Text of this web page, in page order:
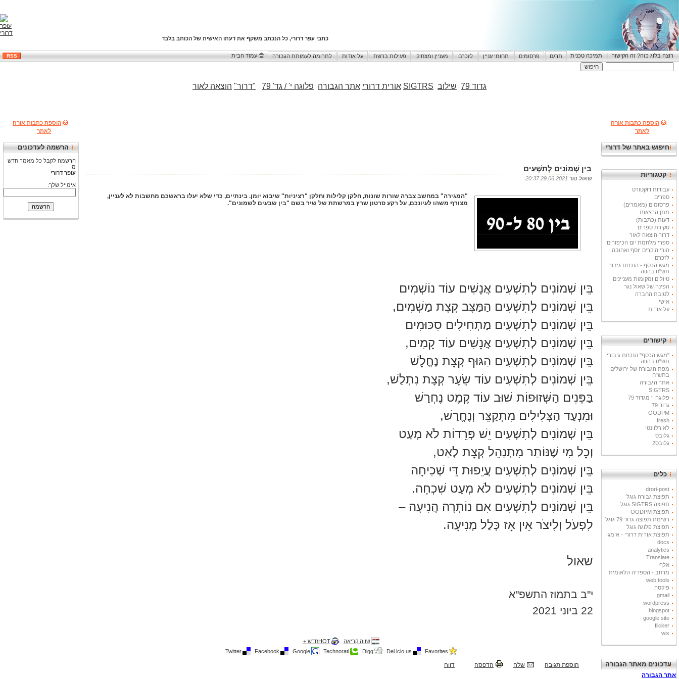
כתבי עפר דרורי, כל הנכתב משקף את דעתו האישית של הכותב בלבד
RSS רוצה בלוג כזה? זה הקישור | תמיכה טכנית תרגם פרסומים תחומי עניין לזכרם מעניין ומצחיק פעילות ברשת על אודות לתרומה לעמותת הגבורה עמוד הבית
הוספת כתבות אורח
לאתר
הרשמה לעדכונים
הרשמה לקבל כל מאמר חדש
מ
עופר דרורי
אימייל שלך:
הוספת כתבות אורח
לאתר
חיפוש באתר של דרורי
קטגוריות
עבודות דוקטורט
ספרים
פרסומים (מאמרים)
מתן הרצאות
דעות (כתבות)
סקירת ספרים
דרור הוצאה לאור
ספרי מלחמת יום הכיפורים
הורי היקרים יוסף ואהובה
לזכרם
מגש הכסף - הנכחת גיבורי
תש"ח בהווה
טיולים ומקומות מעניינים
הפינה של שאול נגר
לטובת החברה
אישי
על אודות
קישורים
"מגש הכסף" הנכחת גיבורי
תש"ח בהווה
מפת הגבורה של ירושלים
בתש"ח
אתר הגבורה
SIGTRS
פלוגה י' מגדוד 79
גדוד 79
OODPM
fresh
לא רלוונטי
גלובס
גלובס2
כלים
drori-post
תפוצת גבורה גוגל
תפוצה SIGTRS גוגל
תפוצת OODPM
רשימת תפוצה גדוד 79 גוגל
תפוצת פלוגה גוגל
תפוצת אורית דרורי - אימגו
docs
analytics
Translate
אלף
מרחב - הספריה הלאומית
web tools
פיקסה
gmail
wordpress
blogspot
google site
flicker
wix
עדכונים מאתר הגבורה
גדוד 79 שילוב SIGTRS אורית דרורי אתר הגבורה פלוגה י' / גד' 79 "דרור" הוצאה לאור
בֵּין שְׁמוֹנִים לְתִשְׁעִים
שאול נגר
"המגירה" במחשב צברה שורות שונות, חלקן קלילות וחלקן "רציניות" שיבוא יומן. בינתיים, כדי שלא יעלו בראשכם מחשבות לא לעניין,
מצורף משהו לעיונכם, על רקע סרטון שרץ במרשתת של שיר בשם "בין שבעים לשמונים".
בֵּין שְׁמוֹנִים לְתִשְׁעִים אֲנָשִׁים עוֹד נוֹשְׁמִים
בֵּין שְׁמוֹנִים לְתִשְׁעִים הַמַּצָּב קְצָת מַשְׁמִים,
בֵּין שְׁמוֹנִים לְתִשְׁעִים מַתְחִילִים סִכּוּמִים
בֵּין שְׁמוֹנִים לְתִשְׁעִים אֲנָשִׁים עוֹד קָמִים,
בֵּין שְׁמוֹנִים לְתִשְׁעִים הַגּוּף קְצָת נֶחֱלָשׁ
בֵּין שְׁמוֹנִים לְתִשְׁעִים עוֹד שֵׂעָר קְצָת נִתְלַשׁ,
בַּפָּנִים הַשְּׁזוּפוֹת שׁוּב עוֹד קֶמֶט נֶחְרַשׁ
וּמִנְעַד הַצְּלִילִים מִתְקַצֵּר וְנֶחֱרַשׁ,
בֵּין שְׁמוֹנִים לְתִשְׁעִים יֵשׁ פְּרֵדוֹת לֹא מְעַט
וְכָל מִי שֶׁנּוֹתַר מִתְנַהֵל קְצָת לְאַט,
בֵּין שְׁמוֹנִים לְתִשְׁעִים עֲיֵפוּת דֵּי שְׁכִיחָה
בֵּין שְׁמוֹנִים לְתִשְׁעִים לֹא מְעַט שִׁכְחָה.
בֵּין שְׁמוֹנִים לְתִשְׁעִים אִם נוֹתְרָה הֲנִיעָה –
לִפְעֹל וְלִיצֹר אֵין אָז כְּלַל מְנִיעָה.
שאול
י"ב בתמוז התשפ"א
22 ביוני 2021
שווה קריאה
HOTחדש +
Favorites
Del.icio.us
Digg
Technorati
Google
Facebook
Twitter
הוספת תגובה שלח הדפסה דווח